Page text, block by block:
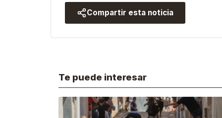
Compartir esta noticia
Te puede interesar